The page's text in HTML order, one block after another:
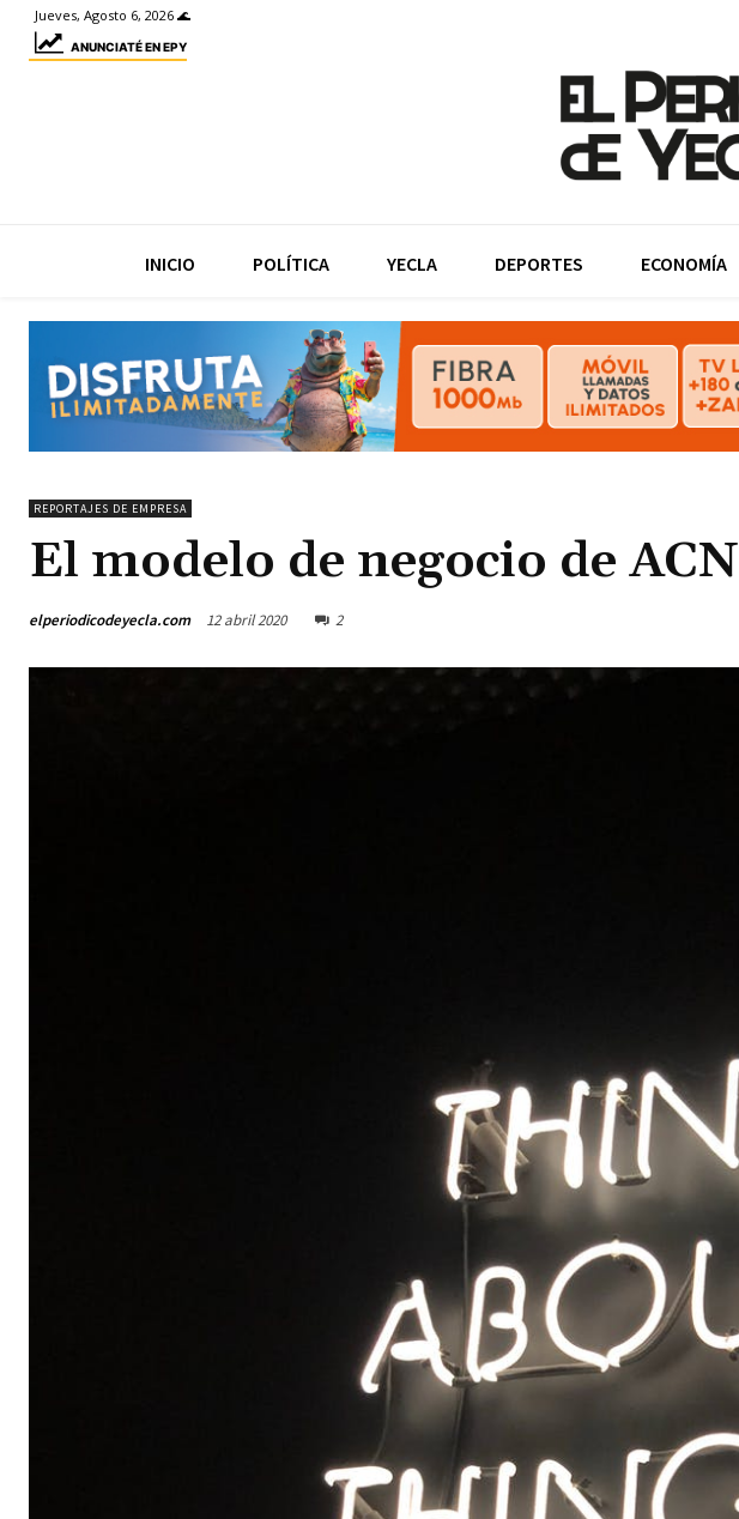
Jueves, Agosto 6, 2026 🌊
ANUNCIATÉ EN EPY
INICIO POLÍTICA YECLA DEPORTES ECONOMÍA
REPORTAJES DE EMPRESA
El modelo de negocio de ACN
elperiodicodeyecla.com 12 abril 2020 2